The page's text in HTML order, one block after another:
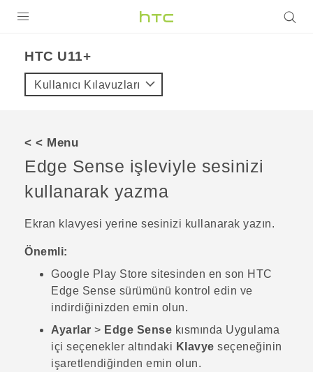
VIVE
VIVERSE
DESTEK
HTC U11+‎
Kullanıcı Kılavuzları
< < Menu
Edge Sense işleviyle sesinizi
kullanarak yazma
Ekran klavyesi yerine sesinizi kullanarak yazın.
Önemli:
Google Play Store sitesinden en son HTC
Edge Sense sürümünü kontrol edin ve
indirdiğinizden emin olun.
Ayarlar > Edge Sense kısmında Uygulama
içi seçenekler altındaki Klavye seçeneğinin
işaretlendiğinden emin olun.